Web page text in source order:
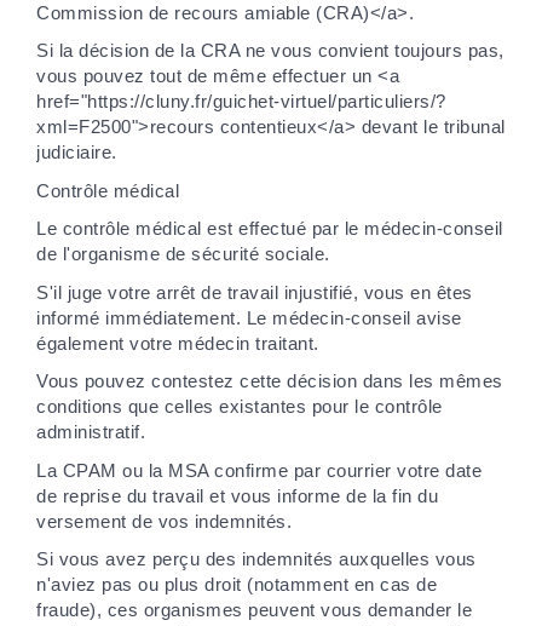
Commission de recours amiable (CRA)</a>.
Si la décision de la CRA ne vous convient toujours pas,
vous pouvez tout de même effectuer un <a
href="https://cluny.fr/guichet-virtuel/particuliers/?
xml=F2500">recours contentieux</a> devant le tribunal
judiciaire.
Contrôle médical
Le contrôle médical est effectué par le médecin-conseil
de l'organisme de sécurité sociale.
S'il juge votre arrêt de travail injustifié, vous en êtes
informé immédiatement. Le médecin-conseil avise
également votre médecin traitant.
Vous pouvez contestez cette décision dans les mêmes
conditions que celles existantes pour le contrôle
administratif.
La CPAM ou la MSA confirme par courrier votre date
de reprise du travail et vous informe de la fin du
versement de vos indemnités.
Si vous avez perçu des indemnités auxquelles vous
n'aviez pas ou plus droit (notamment en cas de
fraude), ces organismes peuvent vous demander le